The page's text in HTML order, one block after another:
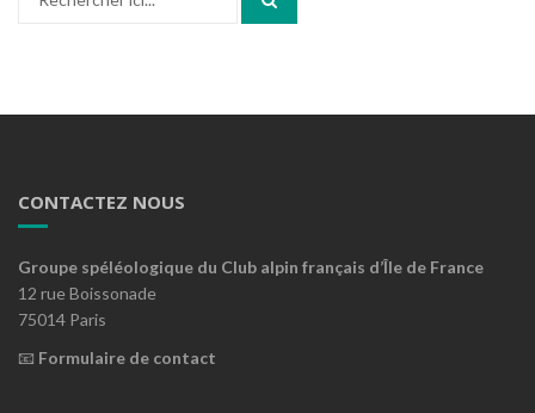
CONTACTEZ NOUS
Groupe spéléologique du Club alpin français d’Île de France
12 rue Boissonade
75014 Paris
📧 Formulaire de contact